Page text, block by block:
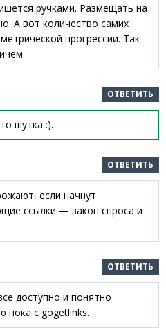
ручками. Размещать на
А вот количество самих
прогрессии. Так
ОТВЕТИТЬ
шутка :).
ОТВЕТИТЬ
если начнут
ссылки — закон спроса и
ОТВЕТИТЬ
доступно и понятно
пока с gogetlinks.